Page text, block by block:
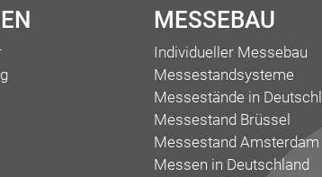
MESSEBAU
Individueller Messebau
Messestandsysteme
Messestände in
Messestand Brüssel
Messestand Amsterdam
Messen in Deutschland